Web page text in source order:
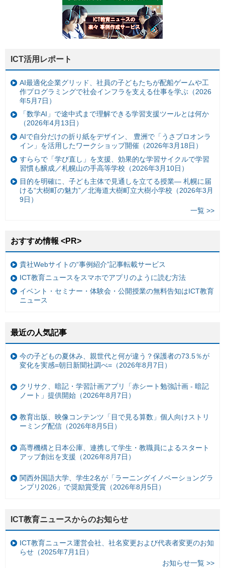
ICT活用レポート
AI最適化企業グリッド、社員の子どもたちが配船ゲームや工
作プログラミングで社会インフラを支える仕事を学ぶ（2026
年5月7日）
「数学AI」で途中式まで理解できる学習支援ツールとは何か
（2026年4月13日）
AIで自分だけの折り紙をデザイン、 豊洲で「うさプロオンラ
イン」を活用したワークショップ開催（2026年3月18日）
すららで「学び直し」を支援、効果的な学習サイクルで学習
習慣も醸成／札幌山の手高等学校（2026年3月10日）
目的を明確に、子ども主体で見通しを立てる授業— 札幌に届
ける“大樹町の魅力”／北海道大樹町立大樹小学校（2026年3月
9日）
一覧 >>
おすすめ情報 <PR>
貴社Webサイトの“事例紹介”記事転載サービス
ICT教育ニュースをスマホでアプリのように読む方法
イベント・セミナー・体験会・公開授業の無料告知はICT教育
ニュース
最近の人気記事
今の子どもの夏休み、親世代と何が違う？保護者の73.5％が
変化を実感=朝日新聞社調べ=（2026年8月7日）
クリサク、暗記・学習計画アプリ「赤シート勉強計画 - 暗記
ノート」提供開始（2026年8月7日）
教育出版、映像コンテンツ「目で見る算数」個人向けストリ
ーミング配信（2026年8月5日）
高専機構と日本公庫、連携して学生・教職員によるスタート
アップ創出を支援（2026年8月7日）
関西外国語大学、学生2名が「ラーニングイノベーショングラ
ンプリ2026」で奨励賞受賞（2026年8月5日）
ICT教育ニュースからのお知らせ
ICT教育ニュース運営会社、社名変更および代表者変更のお知
らせ（2025年7月1日）
お知らせ一覧 >>